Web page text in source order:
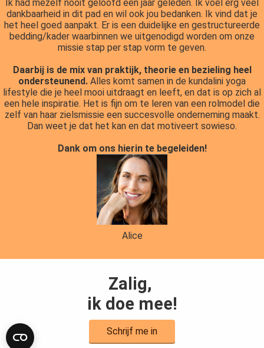
Ik had mezelf nooit geloofd een jaar geleden. Ik voel erg veel
dankbaarheid in dit pad en wil ook jou bedanken. Ik vind dat je
het heel goed aanpakt. Er is een duidelijke en gestructureerde
bedding/kader waarbinnen we uitgenodigd worden om onze
missie stap per stap vorm te geven.
Daarbij is de mix van praktijk, theorie en bezieling heel
ondersteunend. Alles komt samen in de kundalini yoga
lifestyle die je heel mooi uitdraagt en leeft, en dat is op zich al
een hele inspiratie. Het is fijn om te leren van een rolmodel die
zelf van haar zielsmissie een succesvolle onderneming maakt.
Dan weet je dat het kan en dat motiveert sowieso.
Dank om ons hierin te begeleiden!
Alice
Zalig,
ik doe mee!
Schrijf me in